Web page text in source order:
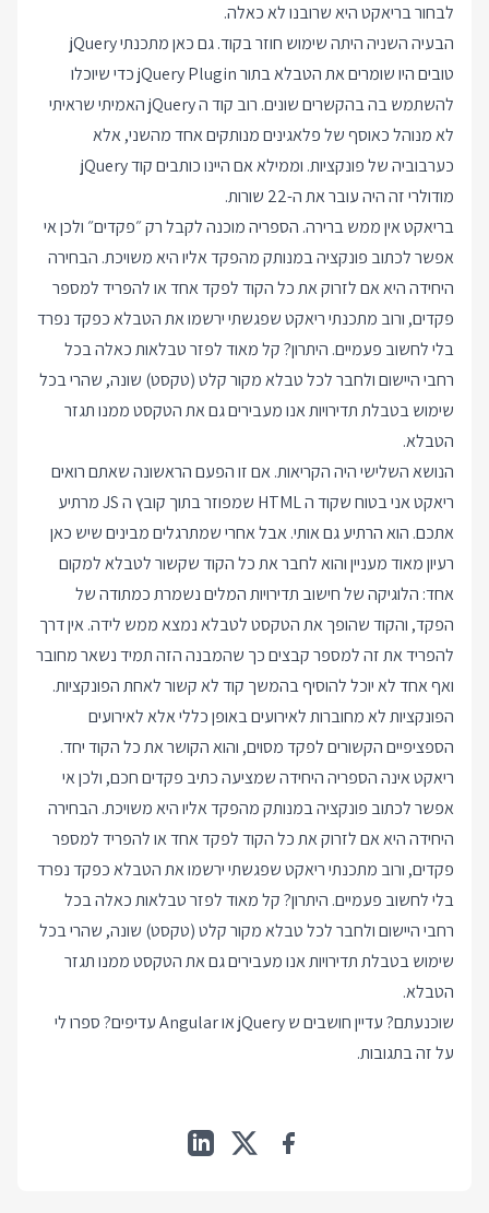
לבחור בריאקט היא שרובנו לא כאלה.
הבעיה השניה היתה שימוש חוזר בקוד. גם כאן מתכנתי jQuery
טובים היו שומרים את הטבלא בתור jQuery Plugin כדי שיוכלו
להשתמש בה בהקשרים שונים. רוב קוד ה jQuery האמיתי שראיתי
לא מנוהל כאוסף של פלאגינים מנותקים אחד מהשני, אלא
כערבוביה של פונקציות. וממילא אם היינו כותבים קוד jQuery
מודולרי זה היה עובר את ה-22 שורות.
בריאקט אין ממש ברירה. הספריה מוכנה לקבל רק ״פקדים״ ולכן אי
אפשר לכתוב פונקציה במנותק מהפקד אליו היא משויכת. הבחירה
היחידה היא אם לזרוק את כל הקוד לפקד אחד או להפריד למספר
פקדים, ורוב מתכנתי ריאקט שפגשתי ירשמו את הטבלא כפקד נפרד
בלי לחשוב פעמיים. היתרון? קל מאוד לפזר טבלאות כאלה בכל
רחבי היישום ולחבר לכל טבלא מקור קלט (טקסט) שונה, שהרי בכל
שימוש בטבלת תדירויות אנו מעבירים גם את הטקסט ממנו תגזר
הטבלא.
הנושא השלישי היה הקריאות. אם זו הפעם הראשונה שאתם רואים
ריאקט אני בטוח שקוד ה HTML שמפוזר בתוך קובץ ה JS מרתיע
אתכם. הוא הרתיע גם אותי. אבל אחרי שמתרגלים מבינים שיש כאן
רעיון מאוד מעניין והוא לחבר את כל הקוד שקשור לטבלא למקום
אחד: הלוגיקה של חישוב תדירויות המלים נשמרת כמתודה של
הפקד, והקוד שהופך את הטקסט לטבלא נמצא ממש לידה. אין דרך
להפריד את זה למספר קבצים כך שהמבנה הזה תמיד נשאר מחובר
ואף אחד לא יוכל להוסיף בהמשך קוד לא קשור לאחת הפונקציות.
הפונקציות לא מחוברות לאירועים באופן כללי אלא לאירועים
הספציפיים הקשורים לפקד מסוים, והוא הקושר את כל הקוד יחד.
ריאקט אינה הספריה היחידה שמציעה כתיב פקדים חכם, ולכן אי
אפשר לכתוב פונקציה במנותק מהפקד אליו היא משויכת. הבחירה
היחידה היא אם לזרוק את כל הקוד לפקד אחד או להפריד למספר
פקדים, ורוב מתכנתי ריאקט שפגשתי ירשמו את הטבלא כפקד נפרד
בלי לחשוב פעמיים. היתרון? קל מאוד לפזר טבלאות כאלה בכל
רחבי היישום ולחבר לכל טבלא מקור קלט (טקסט) שונה, שהרי בכל
שימוש בטבלת תדירויות אנו מעבירים גם את הטקסט ממנו תגזר
הטבלא.
שוכנעתם? עדיין חושבים ש jQuery או Angular עדיפים? ספרו לי
על זה בתגובות.